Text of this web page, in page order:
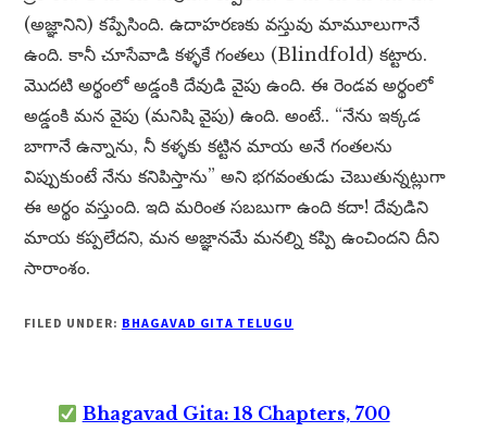
(అజ్ఞానిని) కప్పేసింది. ఉదాహరణకు వస్తువు మామూలుగానే
ఉంది. కానీ చూసేవాడి కళ్ళకే గంతలు (Blindfold) కట్టారు.
మొదటి అర్థంలో అడ్డంకి దేవుడి వైపు ఉంది. ఈ రెండవ అర్థంలో
అడ్డంకి మన వైపు (మనిషి వైపు) ఉంది. అంటే.. “నేను ఇక్కడ
బాగానే ఉన్నాను, నీ కళ్ళకు కట్టిన మాయ అనే గంతలను
విప్పుకుంటే నేను కనిపిస్తాను” అని భగవంతుడు చెబుతున్నట్లుగా
ఈ అర్థం వస్తుంది. ఇది మరింత సబబుగా ఉంది కదా! దేవుడిని
మాయ కప్పలేదని, మన అజ్ఞానమే మనల్ని కప్పి ఉంచిందని దీని
సారాంశం.
FILED UNDER: BHAGAVAD GITA TELUGU
Bhagavad Gita: 18 Chapters, 700